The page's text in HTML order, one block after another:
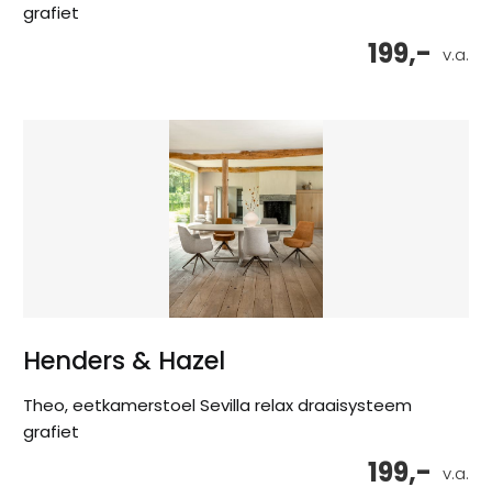
grafiet
v.a.
199,-
Henders & Hazel
Theo, eetkamerstoel Sevilla relax draaisysteem
grafiet
v.a.
199,-